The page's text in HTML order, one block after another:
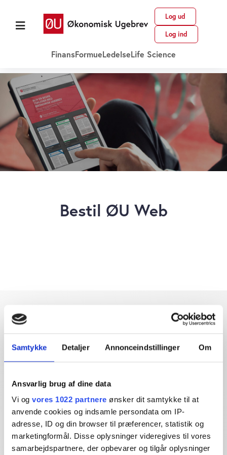
Samtykke Detaljer Annonceindstillinger Om
Ansvarlig brug af dine data
Vi og vores 1022 partnere ønsker dit samtykke til at
anvende cookies og indsamle persondata om IP-
adresse, ID og din browser til præferencer, statistik og
marketingformål. Disse oplysninger videregives til vores
samarbejdspartnere, der opbevarer og tilgår oplysninger
Log ud
Log ind
FinansFormueLedelseLife Science
Bestil ØU Web
Dybdegående og original
og dagsordensættende journalistik og analyser til læserne og
den brede offentlighed.
Vi tager ansvar for vores indhold og er tilmeldt: